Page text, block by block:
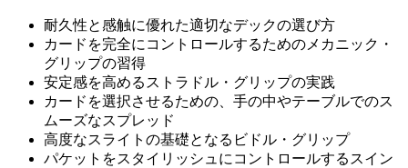
耐久性と感触に優れた適切なデックの選び方
カードを完全にコントロールするためのメカニック・
グリップの習得
安定感を高めるストラドル・グリップの実践
カードを選択させるための、手の中やテーブルでのス
ムーズなスプレッド
高度なスライトの基礎となるビドル・グリップ
パケットをスタイリッシュにコントロールするスイン